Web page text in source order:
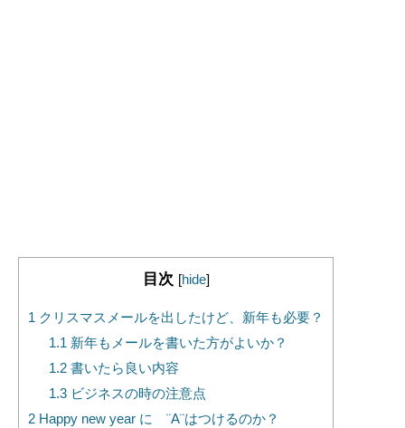
目次 [hide]
1 クリスマスメールを出したけど、新年も必要？
1.1 新年もメールを書いた方がよいか？
1.2書いたら良い内容
1.3ビジネスの時の注意点
2 Happy new year に ¨A¨はつけるのか？